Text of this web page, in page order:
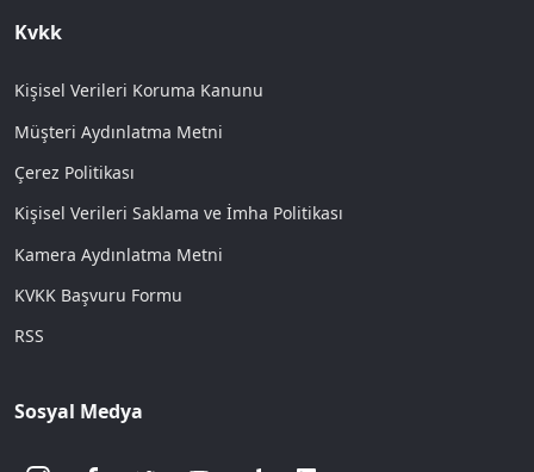
Kvkk
Kişisel Verileri Koruma Kanunu
Müşteri Aydınlatma Metni
Çerez Politikası
Kişisel Verileri Saklama ve İmha Politikası
Kamera Aydınlatma Metni
KVKK Başvuru Formu
RSS
Sosyal Medya